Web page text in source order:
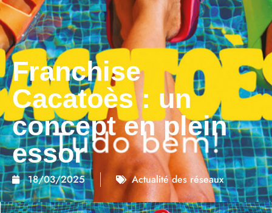
Franchise
Cacatoès : un
concept en plein
essor
18/03/2025 Actualité des réseaux